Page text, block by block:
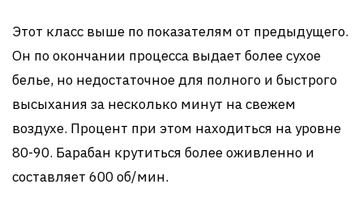
Этот класс выше по показателям от предыдущего.
Он по окончании процесса выдает более сухое
белье, но недостаточное для полного и быстрого
высыхания за несколько минут на свежем
воздухе. Процент при этом находиться на уровне
80-90. Барабан крутиться более оживленно и
составляет 600 об/мин.